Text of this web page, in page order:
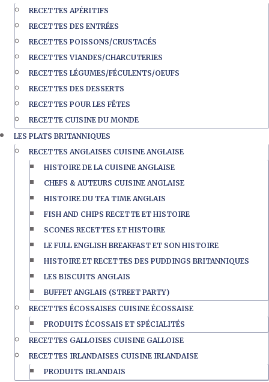
RECETTES APÉRITIFS
RECETTES DES ENTRÉES
RECETTES POISSONS/CRUSTACÉS
RECETTES VIANDES/CHARCUTERIES
RECETTES LÉGUMES/FÉCULENTS/OEUFS
RECETTES DES DESSERTS
RECETTES POUR LES FÊTES
RECETTE CUISINE DU MONDE
LES PLATS BRITANNIQUES
RECETTES ANGLAISES CUISINE ANGLAISE
HISTOIRE DE LA CUISINE ANGLAISE
CHEFS & AUTEURS CUISINE ANGLAISE
HISTOIRE DU TEA TIME ANGLAIS
FISH AND CHIPS RECETTE ET HISTOIRE
SCONES RECETTES ET HISTOIRE
LE FULL ENGLISH BREAKFAST ET SON HISTOIRE
HISTOIRE ET RECETTES DES PUDDINGS BRITANNIQUES
LES BISCUITS ANGLAIS
BUFFET ANGLAIS (STREET PARTY)
RECETTES ÉCOSSAISES CUISINE ÉCOSSAISE
PRODUITS ÉCOSSAIS ET SPÉCIALITÉS
RECETTES GALLOISES CUISINE GALLOISE
RECETTES IRLANDAISES CUISINE IRLANDAISE
PRODUITS IRLANDAIS